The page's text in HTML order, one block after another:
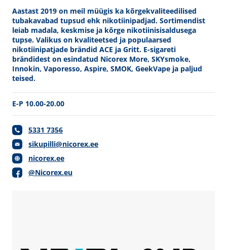
Aastast 2019 on meil müügis ka kõrgekvaliteedilised
tubakavabad tupsud ehk nikotiinipadjad. Sortimendist
leiab madala, keskmise ja kõrge nikotiinisisaldusega
tupse. Valikus on kvaliteetsed ja populaarsed
nikotiinipatjade brändid ACE ja Gritt. E-sigareti
brändidest on esindatud Nicorex More, SKYsmoke,
Innokin, Vaporesso, Aspire, SMOK, GeekVape ja paljud
teised.
E-P 10.00-20.00
5331 7356
sikupilli@nicorex.ee
nicorex.ee
@Nicorex.eu